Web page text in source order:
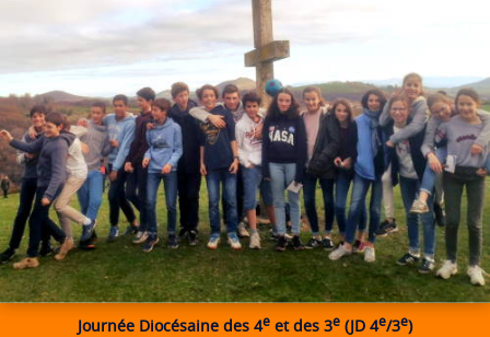
Journée Diocésaine des 4e et des 3e (JD 4e/3e)